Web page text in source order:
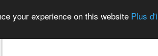
your experience on this website Plus